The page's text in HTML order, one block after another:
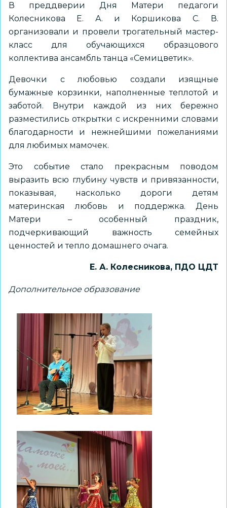
В преддверии Дня Матери педагоги
Колесникова Е. А. и Коршикова С. В.
организовали и провели трогательный мастер-
класс для обучающихся образцового
коллектива ансамбль танца «Семицветик».
Девочки с любовью создали изящные
бумажные корзинки, наполненные теплотой и
заботой. Внутри каждой из них бережно
разместились открытки с искренними словами
благодарности и нежнейшими пожеланиями
для любимых мамочек.
Это событие стало прекрасным поводом
выразить всю глубину чувств и привязанности,
показывая, насколько дороги детям
материнская любовь и поддержка. День
Матери – особенный праздник,
подчеркивающий важность семейных
ценностей и тепло домашнего очага.
Е. А. Колесникова, ПДО ЦДТ
Дополнительное образование